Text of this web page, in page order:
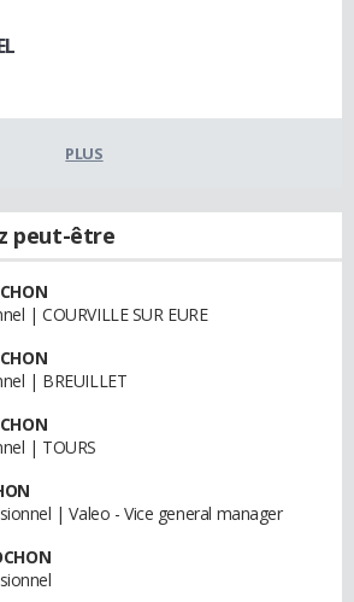
PLUS
peut-être
| COURVILLE SUR EURE
| BREUILLET
| TOURS
| Valeo - Vice general manager